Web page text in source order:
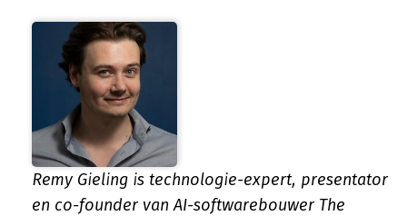
Remy Gieling is technologie-expert, presentator
en co-founder van AI-softwarebouwer The